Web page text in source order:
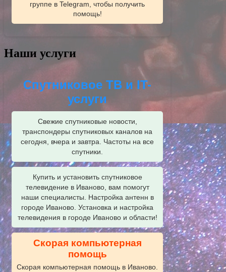
группе в Telegram, чтобы получить
помощь!
Наши услуги
Спутниковое ТВ и IT-
услуги
Свежие спутниковые новости,
транспондеры спутниковых каналов на
сегодня, вчера и завтра. Частоты на все
спутники.
Купить и установить спутниковое
телевидение в Иваново, вам помогут
наши специалисты. Настройка антенн в
городе Иваново. Установка и настройка
телевидения в городе Иваново и области!
Скорая компьютерная
помощь
Скорая компьютерная помощь в Иваново.